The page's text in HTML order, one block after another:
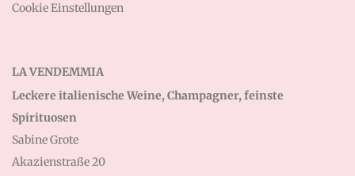
Cookie Einstellungen
LA VENDEMMIA
Leckere italienische Weine, Champagner, feinste
Spirituosen
Sabine Grote
Akazienstraße 20